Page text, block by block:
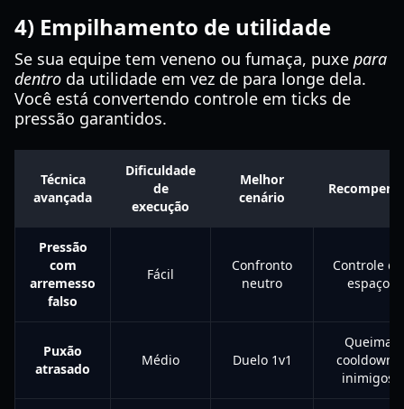
4) Empilhamento de utilidade
Se sua equipe tem veneno ou fumaça, puxe para
dentro da utilidade em vez de para longe dela.
Você está convertendo controle em ticks de
pressão garantidos.
Técnica
avançada
Dificuldade
de
execução
Melhor
cenário
Pressão
com
arremesso
falso
Fácil
Confronto
neutro
Controle de
espaço
Puxão
atrasado
Médio Duelo 1v1
Queima
cooldowns
inimigos